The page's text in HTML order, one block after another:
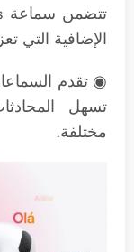
الإضافية التي
◉ تقدم
تسهل
مختلفة.